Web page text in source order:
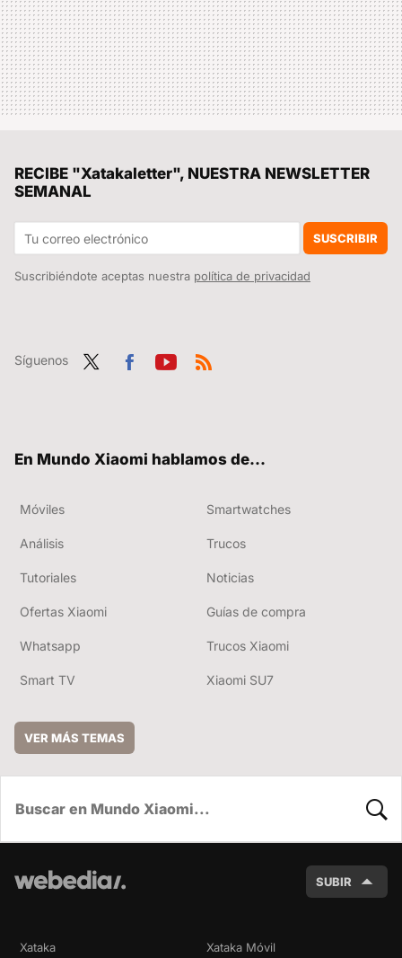
RECIBE "Xatakaletter", NUESTRA NEWSLETTER
SEMANAL
SUSCRIBIR
Suscribiéndote aceptas nuestra política de privacidad
Síguenos
En Mundo Xiaomi hablamos de...
Móviles Smartwatches
Análisis Trucos
Tutoriales Noticias
Ofertas Xiaomi Guías de compra
Whatsapp Trucos Xiaomi
Smart TV Xiaomi SU7
VER MÁS TEMAS
SUBIR
Xataka Xataka Móvil